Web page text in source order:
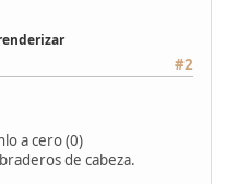
#2
a cero (0)
de cabeza.